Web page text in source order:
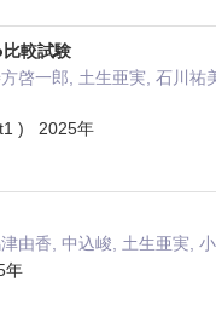
較試験
啓一郎, 土生亜実, 石川
) 2025年
由香, 中込峻, 土生亜実,
年